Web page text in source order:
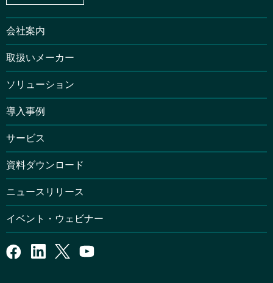
会社案内
取扱いメーカー
ソリューション
導入事例
サービス
資料ダウンロード
ニュースリリース
イベント・ウェビナー